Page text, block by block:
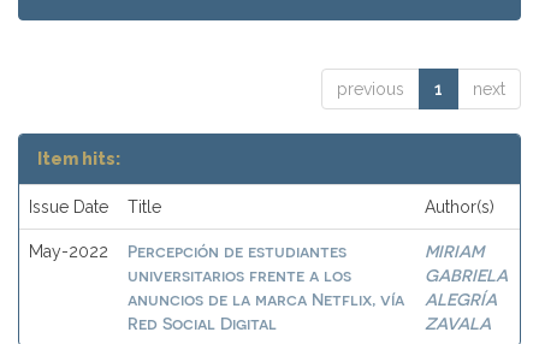
previous 1 next
Item hits:
Issue Date Title Author(s)
May-2022
Percepción de estudiantes
universitarios frente a los
anuncios de la marca Netflix, vía
Red Social Digital
MIRIAM
GABRIELA
ALEGRÍA
ZAVALA